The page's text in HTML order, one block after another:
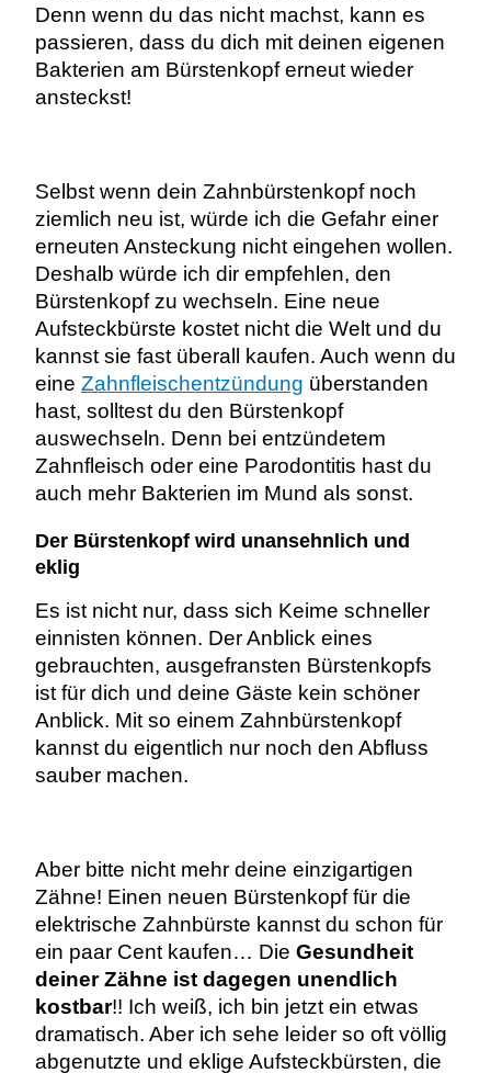
Denn wenn du das nicht machst, kann es
passieren, dass du dich mit deinen eigenen
Bakterien am Bürstenkopf erneut wieder
ansteckst!
Selbst wenn dein Zahnbürstenkopf noch
ziemlich neu ist, würde ich die Gefahr einer
erneuten Ansteckung nicht eingehen wollen.
Deshalb würde ich dir empfehlen, den
Bürstenkopf zu wechseln. Eine neue
Aufsteckbürste kostet nicht die Welt und du
kannst sie fast überall kaufen. Auch wenn du
eine Zahnfleischentzündung überstanden
hast, solltest du den Bürstenkopf
auswechseln. Denn bei entzündetem
Zahnfleisch oder eine Parodontitis hast du
auch mehr Bakterien im Mund als sonst.
Der Bürstenkopf wird unansehnlich und
eklig
Es ist nicht nur, dass sich Keime schneller
einnisten können. Der Anblick eines
gebrauchten, ausgefransten Bürstenkopfs
ist für dich und deine Gäste kein schöner
Anblick. Mit so einem Zahnbürstenkopf
kannst du eigentlich nur noch den Abfluss
sauber machen.
Aber bitte nicht mehr deine einzigartigen
Zähne! Einen neuen Bürstenkopf für die
elektrische Zahnbürste kannst du schon für
ein paar Cent kaufen… Die Gesundheit
deiner Zähne ist dagegen unendlich
kostbar!! Ich weiß, ich bin jetzt ein etwas
dramatisch. Aber ich sehe leider so oft völlig
abgenutzte und eklige Aufsteckbürsten, die